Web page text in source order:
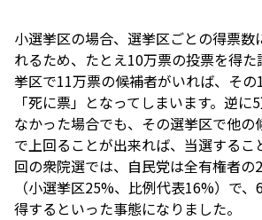
小選挙区の場合、選挙区ごとの得票数
れるため、たとえ10万票の投票を得
挙区で11万票の候補者がいれば、その
「死に票」となってしまいます。逆
なかった場合でも、その選挙区で他の
で上回ることが出来れば、当選するこ
回の衆院選では、自民党は全有権者の
（小選挙区25%、比例代表16%）で
得するといった事態になりました。